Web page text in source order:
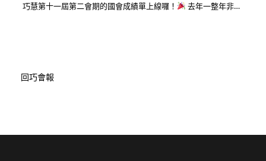
巧慧第十一屆第二會期的國會成績單上線囉！ 去年一整年非…
回巧會報